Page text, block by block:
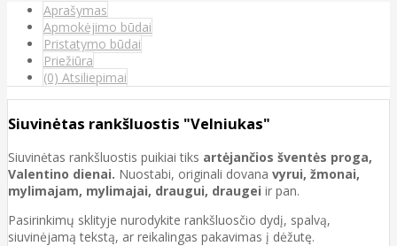
Aprašymas
Apmokėjimo būdai
Pristatymo būdai
Priežiūra
(0) Atsiliepimai
Siuvinėtas rankšluostis "Velniukas"
Siuvinėtas rankšluostis puikiai tiks artėjančios šventės proga,
Valentino dienai. Nuostabi, originali dovana vyrui, žmonai,
mylimajam, mylimajai, draugui, draugei ir pan.
Pasirinkimų sklityje nurodykite rankšluosčio dydį, spalvą,
siuvinėjamą tekstą, ar reikalingas pakavimas į dėžutę.